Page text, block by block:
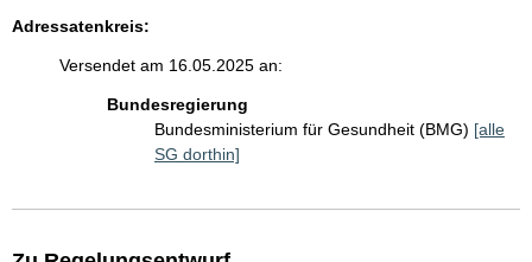
Adressatenkreis:
Versendet am 16.05.2025 an:
Bundesregierung
Bundesministerium für Gesundheit (BMG) [alle
SG dorthin]